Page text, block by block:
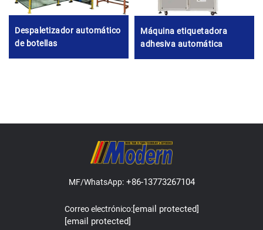
Despaletizador automático
de botellas
Máquina etiquetadora
adhesiva automática
MF/WhatsApp:+86-13773267104
Correo electrónico:[email protected]
[email protected]